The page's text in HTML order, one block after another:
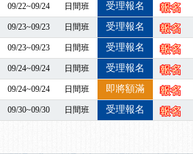
測驗時間將另行通知
助學費，請您上課，開始囉~~
測驗時間將另行通知
性！
09/22~09/24 日間班 受理報名
09/23~09/23 日間班 受理報名
09/23~09/23 日間班 受理報名
09/24~09/24 日間班 受理報名
09/24~09/24 日間班 即將額滿
09/30~09/30 日間班 受理報名